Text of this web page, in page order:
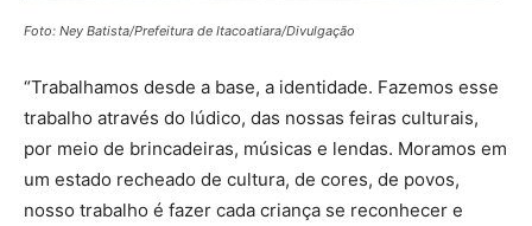
Foto: Ney Batista/Prefeitura de Itacoatiara/Divulgação
“Trabalhamos desde a base, a identidade. Fazemos esse
trabalho através do lúdico, das nossas feiras culturais,
por meio de brincadeiras, músicas e lendas. Moramos em
um estado recheado de cultura, de cores, de povos,
nosso trabalho é fazer cada criança se reconhecer e